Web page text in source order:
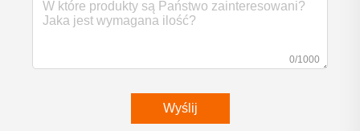
0/1000
Wyślij